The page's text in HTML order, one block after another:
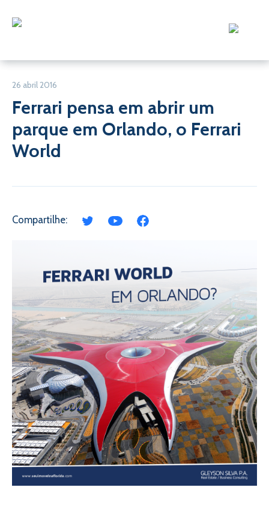
26 abril 2016
Ferrari pensa em abrir um
parque em Orlando, o Ferrari
World
Compartilhe: